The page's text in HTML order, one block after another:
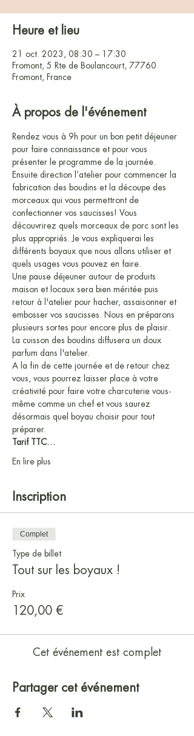
Heure et lieu
21 oct. 2023, 08:30 – 17:30
Fromont, 5 Rte de Boulancourt, 77760
Fromont, France
À propos de l'événement
Rendez vous à 9h pour un bon petit déjeuner
pour faire connaissance et pour vous
présenter le programme de la journée.
Ensuite direction l’atelier pour commencer la
fabrication des boudins et la découpe des
morceaux qui vous permettront de
confectionner vos saucisses! Vous
découvrirez quels morceaux de porc sont les
plus appropriés. Je vous expliquerai les
différents boyaux que nous allons utiliser et
quels usages vous pouvez en faire.
Une pause déjeuner autour de produits
maison et locaux sera bien méritée puis
retour à l'atelier pour hacher, assaisonner et
embosser vos saucisses. Nous en préparons
plusieurs sortes pour encore plus de plaisir.
La cuisson des boudins diffusera un doux
parfum dans l'atelier.
A la fin de cette journée et de retour chez
vous, vous pourrez laisser place à votre
créativité pour faire votre charcuterie vous-
même comme un chef et vous saurez
désormais quel boyau choisir pour tout
préparer.
Tarif TTC…
En lire plus
Inscription
Complet
Type de billet
Tout sur les boyaux !
Prix
120,00 €
Cet événement est complet
Partager cet événement